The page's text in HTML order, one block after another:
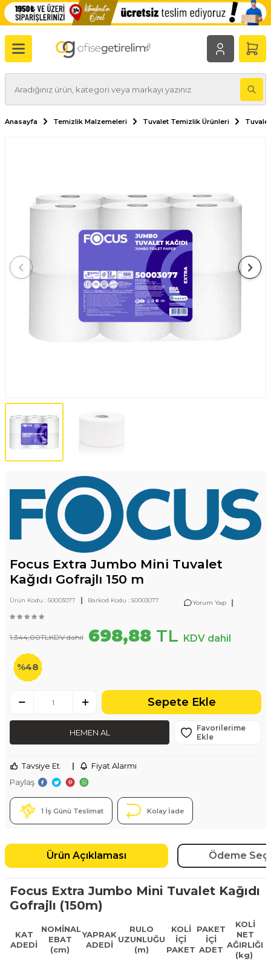
Anasayfa Temizlik Malzemeleri Tuvalet Temizlik Ürünleri Tuvalet
Focus Extra Jumbo Mini Tuvalet
Kağıdı Gofrajlı 150 m
Ürün Kodu : 50003077 | Barkod Kodu : 50003077 Yorum Yap |
1.344,00TLKDV dahil 698,88 TL KDV dahil
%48
Sepete Ekle
HEMEN AL
Favorilerime
Ekle
Tavsiye Et |
Fiyat Alarmı
Paylaş
1 İş Günü Teslimat Kolay İade
Ürün Açıklaması Ödeme
Focus Extra Jumbo Mini Tuvalet Kağıdı
Gofrajlı (150m)
KAT
ADEDİ
NOMİNAL
EBAT
(cm)
YAPRAK
ADEDİ
RULO
UZUNLUĞU
(m)
KOLİ
İÇİ
PAKET
PAKET
İÇİ
ADET
KOLİ
NET
AĞIRLIĞI
(kg)